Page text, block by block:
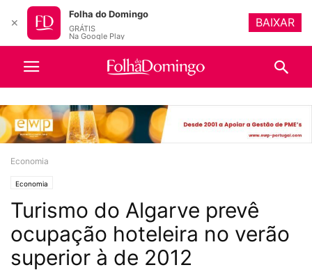
Economia
Economia
Turismo do Algarve prevê
ocupação hoteleira no verão
superior à de 2012
✕
Folha do Domingo
GRÁTIS
Na Google Play
BAIXAR